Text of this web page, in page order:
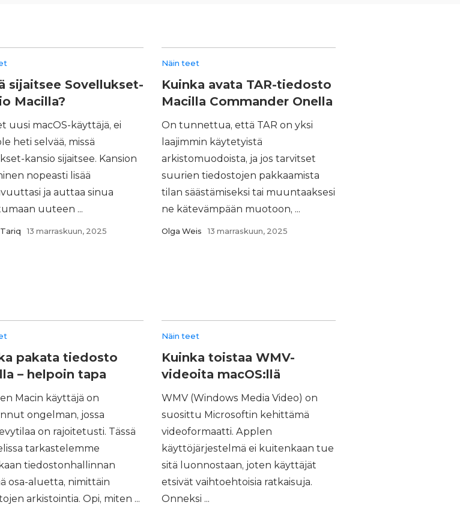
sijaitsee Sovellukset-
Macilla?
uusi macOS-käyttäjä, ei
heti selvää, missä
kansio sijaitsee. Kansion
nopeasti lisää
ja auttaa sinua
uuteen ...
13 marraskuun, 2025
Näin teet
Kuinka avata TAR-tiedosto
Macilla Commander Onella
On tunnettua, että TAR on yksi
laajimmin käytetyistä
arkistomuodoista, ja jos tarvitset
suurien tiedostojen pakkaamista
tilan säästämiseksi tai muuntaaksesi
ne kätevämpään muotoon, ...
Olga Weis 13 marraskuun, 2025
pakata tiedosto
– helpoin tapa
Macin käyttäjä on
ongelman, jossa
on rajoitetusti. Tässä
tarkastelemme
tiedostonhallinnan
osa-aluetta, nimittäin
arkistointia. Opi, miten ...
Näin teet
Kuinka toistaa WMV-
videoita macOS:llä
WMV (Windows Media Video) on
suosittu Microsoftin kehittämä
videoformaatti. Applen
käyttöjärjestelmä ei kuitenkaan tue
sitä luonnostaan, joten käyttäjät
etsivät vaihtoehtoisia ratkaisuja.
Onneksi ...